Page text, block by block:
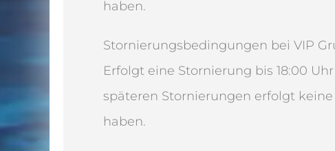
haben.
Stornierungsbedingungen bei VIP
Erfolgt eine Stornierung bis 18:00
späteren Stornierungen erfolgt
haben.